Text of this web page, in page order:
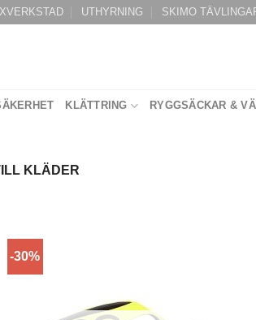
UTHYRNING SKIMO
KLÄTTRING RYGGSÄCKAR &
KLÄDER
-30%